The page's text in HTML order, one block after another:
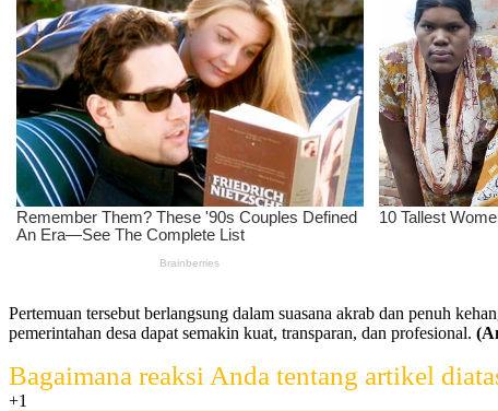
Pertemuan tersebut berlangsung dalam suasana akrab dan penuh
pemerintahan desa dapat semakin kuat, transparan, dan profesional.
Bagaimana reaksi Anda tentang artikel
+1